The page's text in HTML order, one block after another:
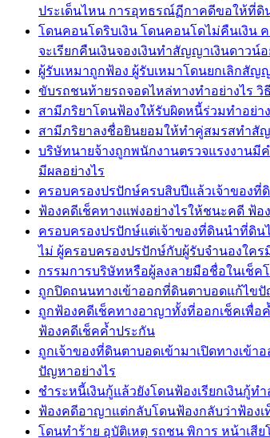
ประเด็นไหน การอุทธรณ์ฏีกาคดีขอให้ที่ดิ
โดนคอนโดริบเงิน โดนคอนโดไม่คืนเงิน
จะเรียกคืนเงินจองเงินทำสัญญาเงินดาวน์อ
ผู้รับเหมาถูกฟ้อง ผู้รับเหมาโดนยกเลิกสั
ขับรถชนท้ายรถจอดไหล่ทางทำอย่างไร
สามีภริยาโดนฟ้องให้รับผิดหนี้ร่วมทำอย่า
สามีภริยาลงชื่อยินยอมให้ทำคู่สมรสทำสั
บริษัทนายจ้างถูกพนักงานตรวจแรงงานมี
มีผลอย่างไร
ครอบครองปรปักษ์ครบสิบปีแล้วเจ้าของ
ฟ้องคดีเช็คทางแพ่งอย่างไรให้ชนะคดี ฟ้
ครอบครองปรปักษ์แต่เจ้าของที่ดินนำที่ดิ
ไม่ ผู้ครอบครองปรปักษ์กับผู้รับจำนองใค
กรรมการบริษัทหรือผู้ลงลายมือชื่อในเช็ค
ถูกปิดถนนทางเข้าออกที่ดินตาบอดแก้ไข
ถูกฟ้องคดีเช็คทางอาญาทั้งที่ออกเช็คเพื่อ
ฟ้องคดีเช็คค้ำประกัน
ถูกเจ้าของที่ดินตาบอดเข้ามาเปิดทางเข้
ปัญหาอย่างไร
ชำระหนี้เงินกู้แล้วยังโดนฟ้องเรียกเงินกู้ท
ฟ้องคดีอาญาแต่กลับโดนฟ้องกลับว่าฟ้องเ
โดนทำร้าย อุบัติเหตุ รถชน พิการ หน้าเสีย